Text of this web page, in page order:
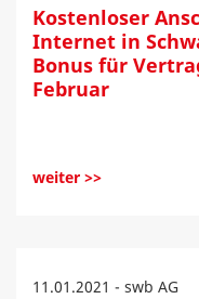
Kostenloser
Internet in
Bonus für
Februar
weiter >>
11.01.2021 - swb AG